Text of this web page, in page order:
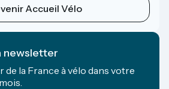
Accueil Vélo
newsletter
de la France à vélo dans votre